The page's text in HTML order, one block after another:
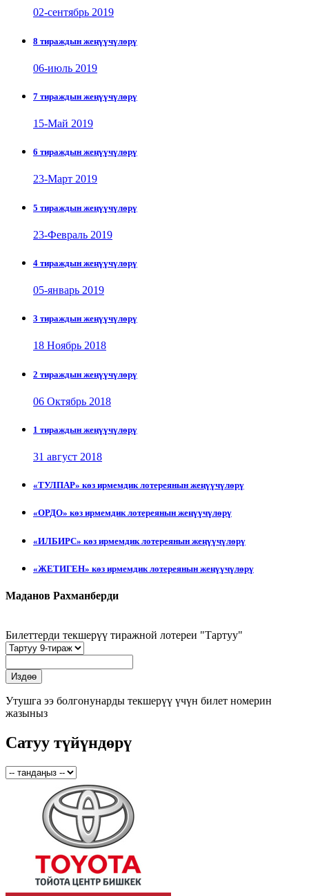
02-сентябрь 2019
8 тираждын жеңүүчүлөрү
06-июль 2019
7 тираждын жеңүүчүлөрү
15-Май 2019
6 тираждын жеңүүчүлөрү
23-Март 2019
5 тираждын жеңүүчүлөрү
23-Февраль 2019
4 тираждын жеңүүчүлөрү
05-январь 2019
3 тираждын жеңүүчүлөрү
18 Ноябрь 2018
2 тираждын жеңүүчүлөрү
06 Октябрь 2018
1 тираждын жеңүүчүлөрү
31 август 2018
«ТУЛПАР» көз ирмемдик лотереянын жеңүүчүлөрү
«ОРДО» көз ирмемдик лотереянын жеңүүчүлөрү
«ИЛБИРС» көз ирмемдик лотереянын жеңүүчүлөрү
«ЖЕТИГЕН» көз ирмемдик лотереянын жеңүүчүлөрү
Маданов Рахманберди
Билеттерди текшерүү тиражной лотереи "Тартуу"
Утушга ээ болгонунарды текшерүү үчүн билет номерин
жазыныз
Сатуу түйүндөрү